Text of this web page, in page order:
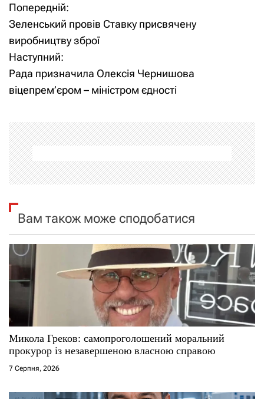
Н
а
в
і
а
ц
і
я
з
а
и
с
і
в
Попередній:
Зеленський провів Ставку присвячену
виробництву зброї
Наступний:
Рада призначила Олексія Чернишова
віцепрем’єром – міністром єдності
Вам також може сподобатися
Микола Греков: самопроголошений моральний
прокурор із незавершеною власною справою
7 Серпня, 2026